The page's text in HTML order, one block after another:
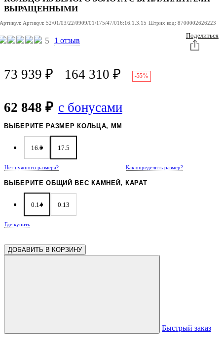
ВЫРАЩЕННЫМИ
Артикул: Артикул: 52/01/03/22/0909/01/175/47/016:16.1.3.15 Штрих код: 8700002626223
5 1 отзыв
Поделиться
73 939 ₽ 164 310 ₽ -55%
62 848 ₽ с бонусами
ВЫБЕРИТЕ РАЗМЕР КОЛЬЦА, ММ
16.0 17.5
Нет нужного размера? Как определить размер?
ВЫБЕРИТЕ ОБЩИЙ ВЕС КАМНЕЙ, КАРАТ
0.14 0.13
Где купить
ДОБАВИТЬ В КОРЗИНУ
Быстрый заказ